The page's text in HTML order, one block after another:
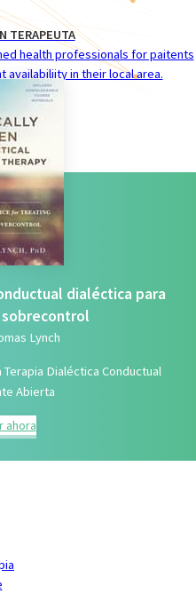
TERAPEUTA
health professionals for paitents
in their local area.
dialéctica para
Lynch
Terapia Dialéctica Conductual
Abierta
ahora